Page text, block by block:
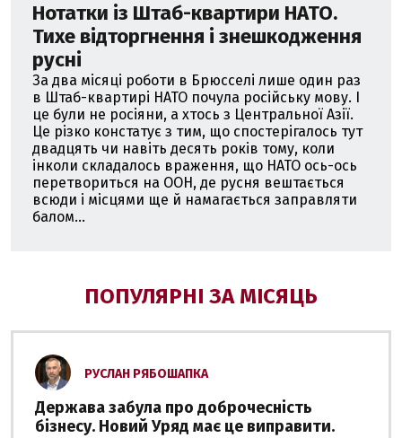
Нотатки із Штаб-квартири НАТО.
Тихе відторгнення і знешкодження
русні
За два місяці роботи в Брюсселі лише один раз
в Штаб-квартирі НАТО почула російську мову. І
це були не росіяни, а хтось з Центральної Азії.
Це різко констатує з тим, що спостерігалось тут
двадцять чи навіть десять років тому, коли
інколи складалось враження, що НАТО ось-ось
перетвориться на ООН, де русня вештається
всюди і місцями ще й намагається заправляти
балом...
ПОПУЛЯРНІ ЗА МІСЯЦЬ
РУСЛАН РЯБОШАПКА
Держава забула про доброчесність
бізнесу. Новий Уряд має це виправити.